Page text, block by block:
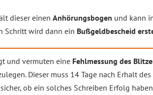
dieser einen Anhörungsbogen und kann
Schritt wird dann ein Bußgeldbescheid
und vermuten eine Fehlmessung des
Dieser muss 14 Tage nach Erhalt
ob ein solches Schreiben Erfolg